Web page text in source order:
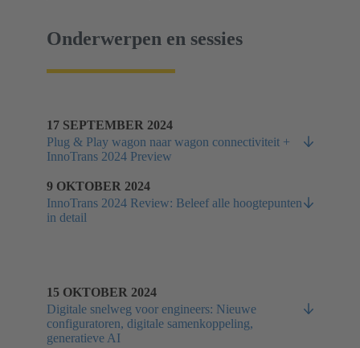
Onderwerpen en sessies
17 SEPTEMBER 2024
Plug & Play wagon naar wagon connectiviteit +
InnoTrans 2024 Preview
9 OKTOBER 2024
InnoTrans 2024 Review: Beleef alle hoogtepunten
in detail
15 OKTOBER 2024
Digitale snelweg voor engineers: Nieuwe
configuratoren, digitale samenkoppeling,
generatieve AI